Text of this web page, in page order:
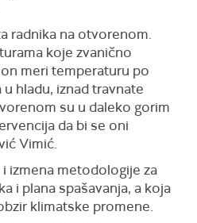
radnika na otvorenom.
koje zvanično
meri temperaturu po
hladu, iznad travnate
su u daleko gorim
da bi se oni
Vimić.
izmena metodologije za
i plana spašavanja, a koja
klimatske promene.